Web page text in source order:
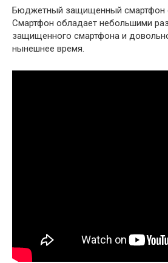
Бюджетный защищенный смартфон
Смартфон обладает небольшими
защищенного смартфона и
нынешнее время.